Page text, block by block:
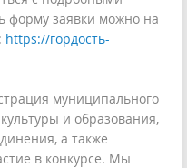
форму заявки можно на
https://гордость-
муниципального
и образования,
а также
в конкурсе. Мы